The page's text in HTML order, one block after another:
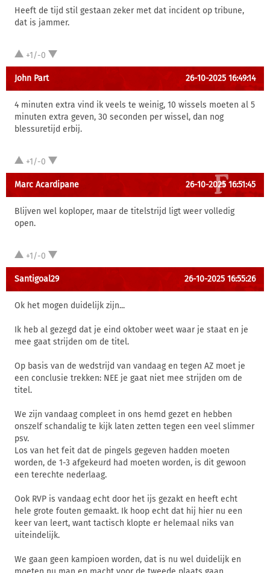
Heeft de tijd stil gestaan zeker met dat incident op tribune,
dat is jammer.
+1/-0
John Part 26-10-2025 16:49:14
4 minuten extra vind ik veels te weinig, 10 wissels moeten al 5
minuten extra geven, 30 seconden per wissel, dan nog
blessuretijd erbij.
+1/-0
Marc Acardipane 26-10-2025 16:51:45
Blijven wel koploper, maar de titelstrijd ligt weer volledig
open.
+1/-0
Santigoal29 26-10-2025 16:55:26
Ok het mogen duidelijk zijn...
Ik heb al gezegd dat je eind oktober weet waar je staat en je
mee gaat strijden om de titel.
Op basis van de wedstrijd van vandaag en tegen AZ moet je
een conclusie trekken: NEE je gaat niet mee strijden om de
titel.
We zijn vandaag compleet in ons hemd gezet en hebben
onszelf schandalig te kijk laten zetten tegen een veel slimmer
psv.
Los van het feit dat de pingels gegeven hadden moeten
worden, de 1-3 afgekeurd had moeten worden, is dit gewoon
een terechte nederlaag.
Ook RVP is vandaag echt door het ijs gezakt en heeft echt
hele grote fouten gemaakt. Ik hoop echt dat hij hier nu een
keer van leert, want tactisch klopte er helemaal niks van
uiteindelijk.
We gaan geen kampioen worden, dat is nu wel duidelijk en